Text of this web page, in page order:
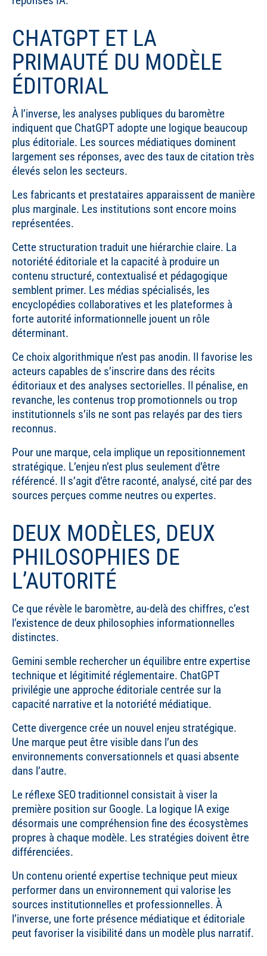
CHATGPT ET LA
PRIMAUTÉ DU MODÈLE
ÉDITORIAL
À l’inverse, les analyses publiques du baromètre
indiquent que ChatGPT adopte une logique beaucoup
plus éditoriale. Les sources médiatiques dominent
largement ses réponses, avec des taux de citation très
élevés selon les secteurs.
Les fabricants et prestataires apparaissent de manière
plus marginale. Les institutions sont encore moins
représentées.
Cette structuration traduit une hiérarchie claire. La
notoriété éditoriale et la capacité à produire un
contenu structuré, contextualisé et pédagogique
semblent primer. Les médias spécialisés, les
encyclopédies collaboratives et les plateformes à
forte autorité informationnelle jouent un rôle
déterminant.
Ce choix algorithmique n’est pas anodin. Il favorise les
acteurs capables de s’inscrire dans des récits
éditoriaux et des analyses sectorielles. Il pénalise, en
revanche, les contenus trop promotionnels ou trop
institutionnels s’ils ne sont pas relayés par des tiers
reconnus.
Pour une marque, cela implique un repositionnement
stratégique. L’enjeu n’est plus seulement d’être
référencé. Il s’agit d’être raconté, analysé, cité par des
sources perçues comme neutres ou expertes.
DEUX MODÈLES, DEUX
PHILOSOPHIES DE
L’AUTORITÉ
Ce que révèle le baromètre, au-delà des chiffres, c’est
l’existence de deux philosophies informationnelles
distinctes.
Gemini semble rechercher un équilibre entre expertise
technique et légitimité réglementaire. ChatGPT
privilégie une approche éditoriale centrée sur la
capacité narrative et la notoriété médiatique.
Cette divergence crée un nouvel enjeu stratégique.
Une marque peut être visible dans l’un des
environnements conversationnels et quasi absente
dans l’autre.
Le réflexe SEO traditionnel consistait à viser la
première position sur Google. La logique IA exige
désormais une compréhension fine des écosystèmes
propres à chaque modèle. Les stratégies doivent être
différenciées.
Un contenu orienté expertise technique peut mieux
performer dans un environnement qui valorise les
sources institutionnelles et professionnelles. À
l’inverse, une forte présence médiatique et éditoriale
peut favoriser la visibilité dans un modèle plus narratif.